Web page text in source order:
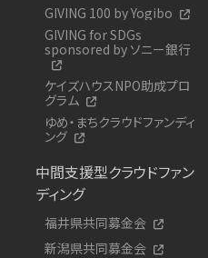
GIVING 100 by Yogibo
GIVING for SDGs
sponsored by ソニー銀行
ケイズハウスNPO助成プロ
グラム
ゆめ・まちクラウドファンディ
ング
中間支援型クラウドファン
ディング
福井県共同募金会
新潟県共同募金会